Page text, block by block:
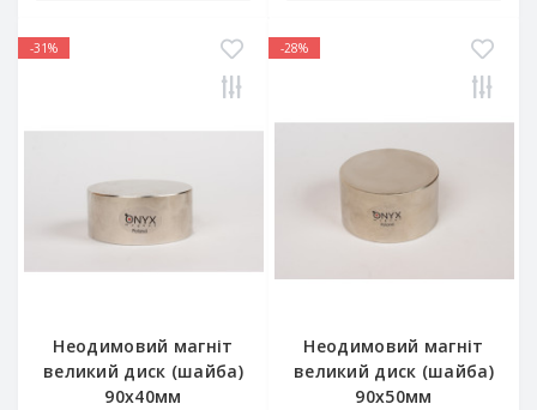
-31%
Неодимовий магніт
великий диск (шайба)
90х40мм
-28%
Неодимовий магніт
великий диск (шайба)
90х50мм